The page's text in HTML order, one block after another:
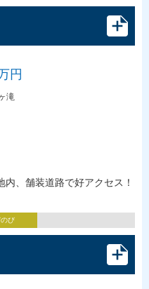
円
滝
、舗装道路で好アクセス！
び